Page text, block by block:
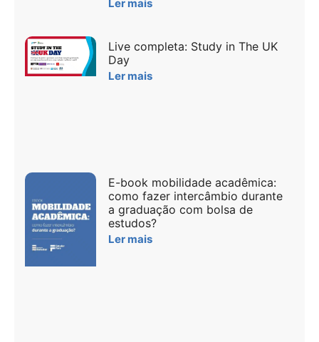
Ler mais
Live completa: Study in The UK
Day
Ler mais
E-book mobilidade acadêmica:
como fazer intercâmbio durante
a graduação com bolsa de
estudos?
Ler mais